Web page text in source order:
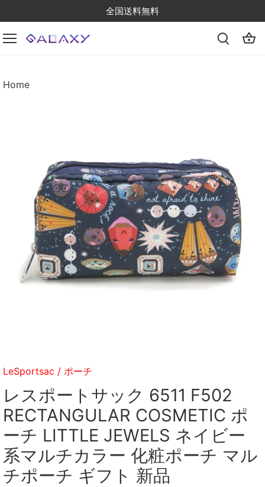
to
content
全国送料無料
Home
LeSportsac / ポーチ
レスポートサック 6511 F502
RECTANGULAR COSMETIC ポ
ーチ LITTLE JEWELS ネイビー
系マルチカラー 化粧ポーチ マル
チポーチ ギフト 新品